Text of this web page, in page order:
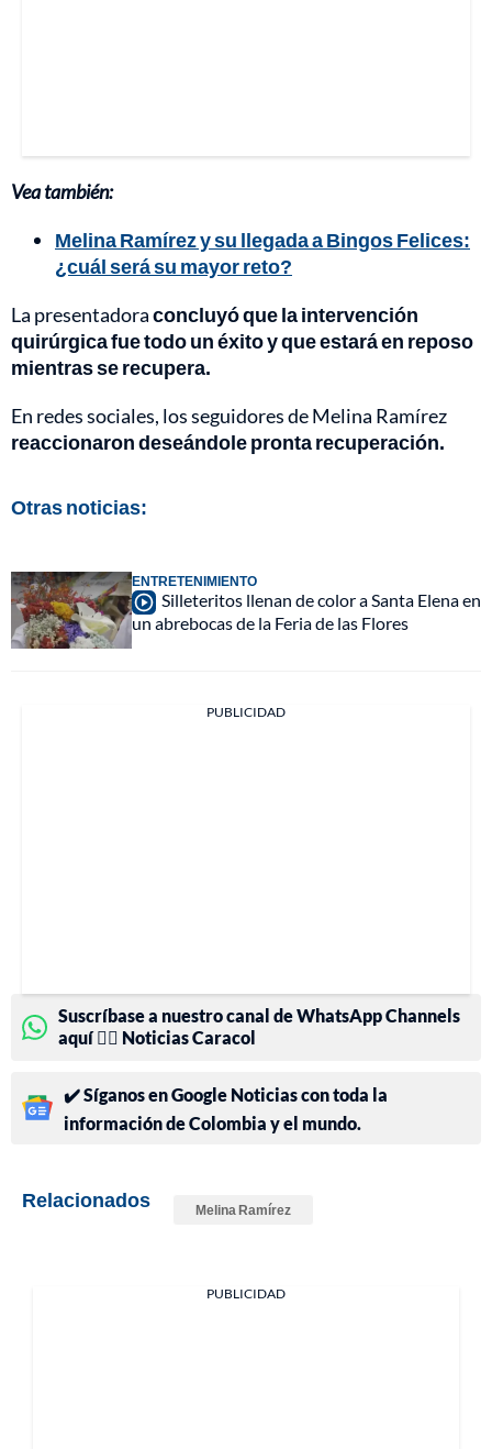
Vea también:
Melina Ramírez y su llegada a Bingos Felices:
¿cuál será su mayor reto?
La presentadoraconcluyó que la intervención
quirúrgica fue todo un éxito y que estará en reposo
mientras se recupera.
En redes sociales, los seguidores de Melina Ramírez
reaccionaron deseándole pronta recuperación.
Otras noticias:
ENTRETENIMIENTO
Silleteritos llenan de color a Santa Elena en
un abrebocas de la Feria de las Flores
PUBLICIDAD
Suscríbase a nuestro canal de WhatsApp Channels
aquí 👉🏻 Noticias Caracol
✔️ Síganos en Google Noticias con toda la
información de Colombia y el mundo.
Relacionados Melina Ramírez
PUBLICIDAD